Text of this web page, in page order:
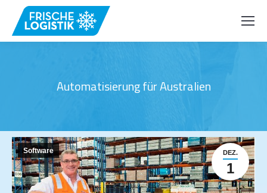
Automatisierung für Australien
DEZ.
1
Software